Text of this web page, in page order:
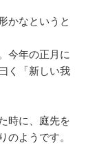
かなというと
今年の正月に
く「新しい我
時に、庭先を
ようです。